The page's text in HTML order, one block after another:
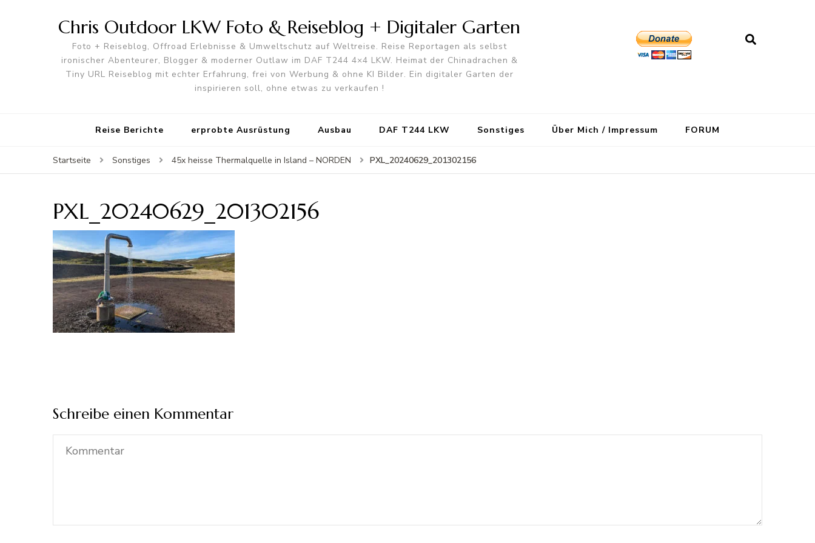
Chris Outdoor LKW Foto & Reiseblog + Digitaler Garten
Foto + Reiseblog, Offroad Erlebnisse & Umweltschutz auf Weltreise. Reise Reportagen als selbst
ironischer Abenteurer, Blogger & moderner Outlaw im DAF T244 4×4 LKW. Heimat der Chinadrachen &
Tiny URL Reiseblog mit echter Erfahrung, frei von Werbung & ohne KI Bilder. Ein digitaler Garten der
inspirieren soll, ohne etwas zu verkaufen !
Reise Berichte erprobte Ausrüstung Ausbau DAF T244 LKW Sonstiges Über Mich / Impressum FORUM
Startseite Sonstiges 45x heisse Thermalquelle in Island – NORDEN PXL_20240629_201302156
PXL_20240629_201302156
Schreibe einen Kommentar